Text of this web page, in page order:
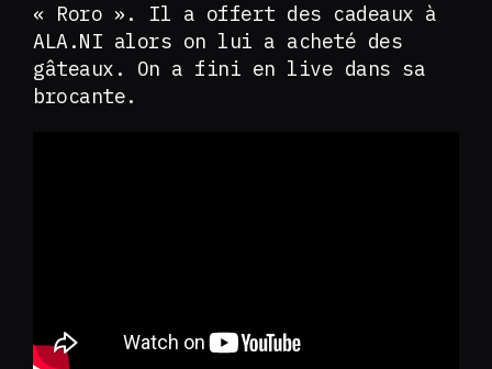
« Roro ». Il a offert des cadeaux à
ALA.NI alors on lui a acheté des
gâteaux. On a fini en live dans sa
brocante.